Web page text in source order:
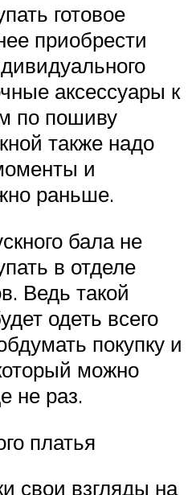
готовое
приобрести
аксессуары к
по пошиву
также надо
и
раньше.
бала не
в отделе
Ведь такой
одеть всего
покупку и
можно
не раз.
платья
свои взгляды на